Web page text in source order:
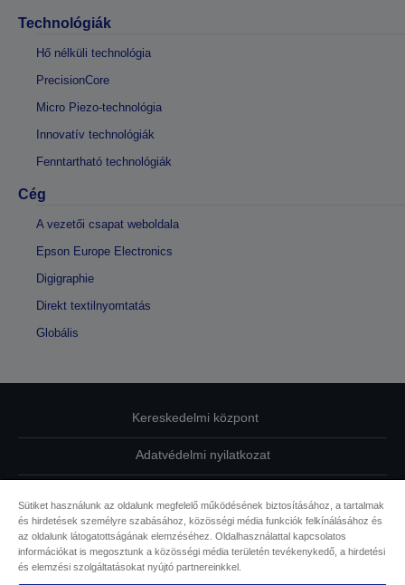
Technológiák
Hő nélküli technológia
PrecisionCore
Micro Piezo-technológia
Innovatív technológiák
Fenntartható technológiák
Cég
A vezetői csapat weboldala
Epson Europe Electronics
Digigraphie
Direkt textilnyomtatás
Globális
Kereskedelmi központ
Adatvédelmi nyilatkozat
Kapcsolatfelvétel
Sütikkel kapcsolatos információk
Sütiket használunk az oldalunk megfelelő működésének biztosításához, a tartalmak
és hirdetések személyre szabásához, közösségi média funkciók felkínálásához és
az oldalunk látogatottságának elemzéséhez. Oldalhasználattal kapcsolatos
információkat is megosztunk a közösségi média területén tevékenykedő, a hirdetési
és elemzési szolgáltatásokat nyújtó partnereinkkel.